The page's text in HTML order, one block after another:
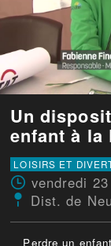
Un
enfant à la
LOISIRS ET
vendredi
Dist. de
Perdre un